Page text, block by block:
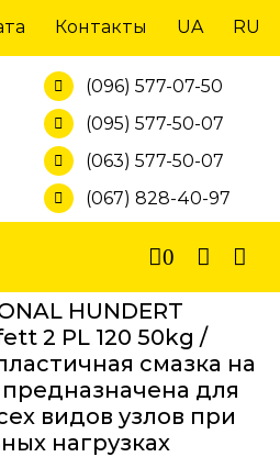
Контакты UA RU
(096) 577-07-50
(095) 577-50-07
(063) 577-50-07
(067) 828-40-97
0
HUNDERT
2 PL 120 50kg /
смазка на
для
видов узлов при
нагрузках